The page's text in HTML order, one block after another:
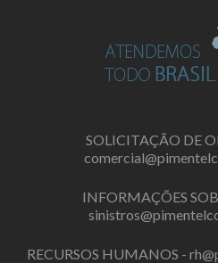
SOLICITAÇÃO DE
INFORMAÇÕES
RECURSOS HUMANOS -